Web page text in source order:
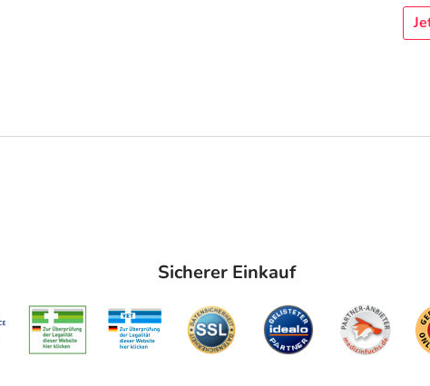
Sicherer Einkauf